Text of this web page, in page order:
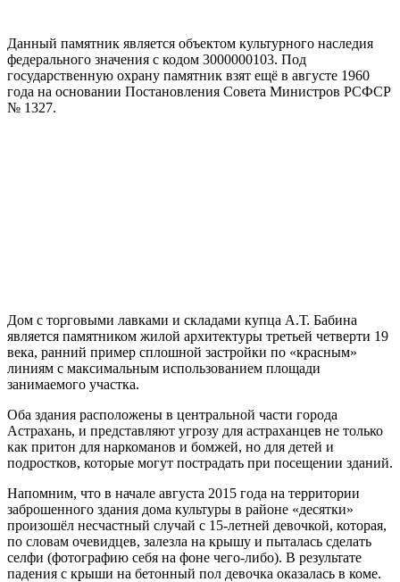
Данный памятник является объектом культурного наследия
федерального значения с кодом 3000000103. Под
государственную охрану памятник взят ещё в августе 1960
года на основании Постановления Совета Министров РСФСР
№ 1327.
Дом с торговыми лавками и складами купца А.Т. Бабина
является памятником жилой архитектуры третьей четверти 19
века, ранний пример сплошной застройки по «красным»
линиям с максимальным использованием площади
занимаемого участка.
Оба здания расположены в центральной части города
Астрахань, и представляют угрозу для астраханцев не только
как притон для наркоманов и бомжей, но для детей и
подростков, которые могут пострадать при посещении зданий.
Напомним, что в начале августа 2015 года на территории
заброшенного здания дома культуры в районе «десятки»
произошёл несчастный случай с 15-летней девочкой, которая,
по словам очевидцев, залезла на крышу и пыталась сделать
селфи (фотографию себя на фоне чего-либо). В результате
падения с крыши на бетонный пол девочка оказалась в коме.